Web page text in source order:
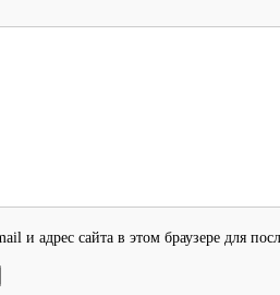
и адрес сайта в этом браузере для